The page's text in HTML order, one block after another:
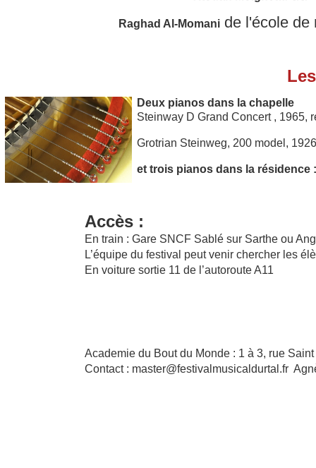
Raghad Al-Momani de l'école de
Deux pianos dans la chapelle
Steinway D Grand Concert , 1965,
Grotrian Steinweg, 200 model,
et trois pianos dans la résidence :
Accès :
En train : Gare SNCF Sablé sur Sarthe ou
L’équipe du festival peut venir chercher les
En voiture sortie 11 de l’autoroute A11
Academie du Bout du Monde : 1 à 3, rue
Contact : master@festivalmusicaldurtal.fr